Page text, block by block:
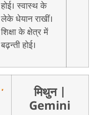
होई। स्वास्थ के
लेके धेयान राखीं।
शिक्षा के क्षेत्र में
बढ़न्ती होई।
मिथुन
Gemini